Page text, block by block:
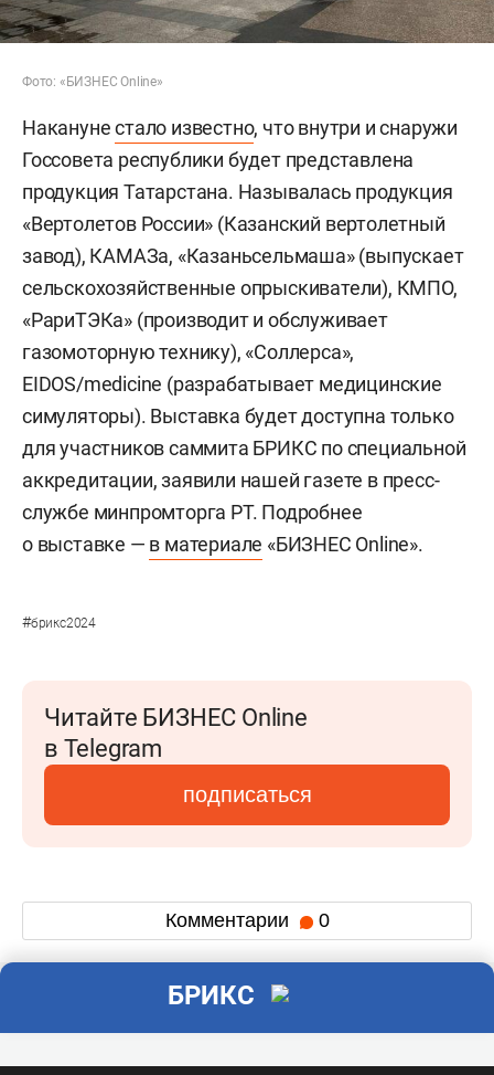
Фото: «БИЗНЕС Online»
Наканунестало известно, что внутри и снаружи
Госсовета республики будет представлена
продукция Татарстана. Называлась продукция
«Вертолетов России» (Казанский вертолетный
завод), КАМАЗа, «Казаньсельмаша» (выпускает
сельскохозяйственные опрыскиватели), КМПО,
«РариТЭКа» (производит и обслуживает
газомоторную технику), «Соллерса»,
EIDOS/medicine (разрабатывает медицинские
симуляторы). Выставка будет доступна только
для участников саммита БРИКС по специальной
аккредитации, заявили нашей газете в пресс-
службе минпромторга РТ. Подробнее
о выставке — в материале «БИЗНЕС Online».
#брикс2024
Читайте БИЗНЕС Online
в Telegram
подписаться
Комментарии 0
БРИКС